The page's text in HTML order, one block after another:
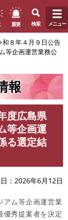
重要 検索 メニュー
和８年４月９日公告
等企画運営業務公
報
度広島県
等企画運
る選定結
2026年6月12日
アム等企画運営業
優秀提案者を決定